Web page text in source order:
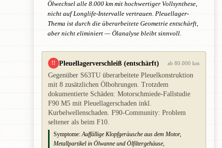
Ölwechsel alle 8.000 km mit hochwertiger Vollsynthese,
nicht auf Longlife-Intervalle vertrauen. Pleuellager-
Thema ist durch die überarbeitete Geometrie entschärft,
aber nicht eliminiert — Ölanalyse bleibt sinnvoll.
!! Pleuellagerverschleiß (entschärft) ab 80.000 km
Gegenüber S63TU überarbeitete Pleuelkonstruktion
mit 8 zusätzlichen Ölbohrungen. Trotzdem
dokumentierte Schäden: Motorschmiede-Fallstudie
F90 M5 mit Pleuellagerschaden inkl.
Kurbelwellenschaden. F90-Community: Problem
seltener als beim F10.
Symptome: Auffällige Klopfgeräusche aus dem Motor,
Metallpartikel in Ölwanne und Ölfiltergehäuse,